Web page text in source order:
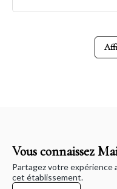
Vous connaissez
Partagez votre expérience
cet établissement.